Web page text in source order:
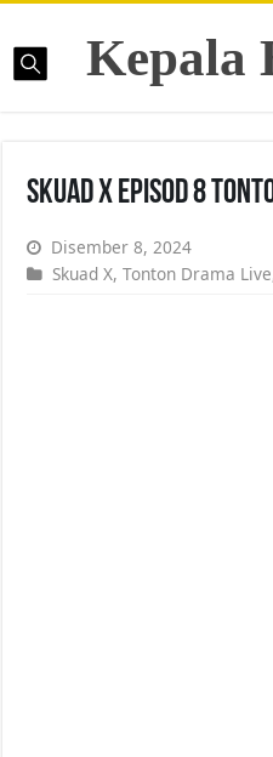
Kepala
Skuad X Episod 8
Disember 8, 2024
Skuad X,Tonton Drama Live